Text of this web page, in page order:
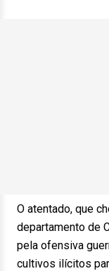
O atentado, que
departamento de
pela ofensiva
cultivos ilícitos